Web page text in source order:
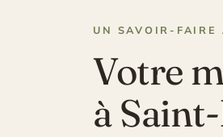
UN SAVOIR-FAIRE
Votre
à